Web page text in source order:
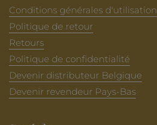
Conditions générales d'utilisation
Politique de retour
Retours
Politique de confidentialité
Devenir distributeur Belgique
Devenir revendeur Pays-Bas